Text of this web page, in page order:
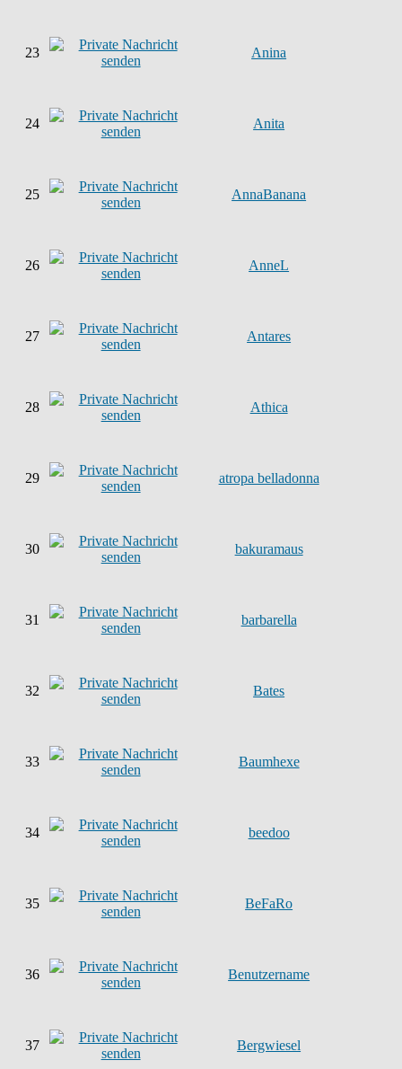
23 Anina
24 Anita
25 AnnaBanana
26 AnneL
27 Antares
28 Athica
29 atropa belladonna
30 bakuramaus
31 barbarella
32 Bates
33 Baumhexe
34 beedoo
35 BeFaRo
36 Benutzername
37 Bergwiesel